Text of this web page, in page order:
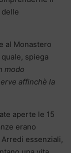
al Monastero
spiega
modo
affinchè la
aperte le 15
erano
essenziali,